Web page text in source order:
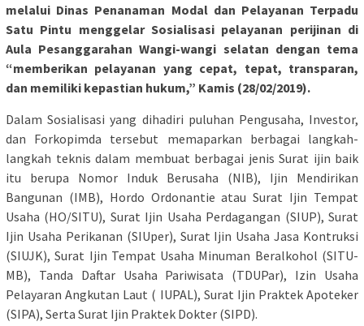
melalui Dinas Penanaman Modal dan Pelayanan Terpadu
Satu Pintu menggelar Sosialisasi pelayanan perijinan di
Aula Pesanggarahan Wangi-wangi selatan dengan tema
“memberikan pelayanan yang cepat, tepat, transparan,
dan memiliki kepastian hukum,” Kamis (28/02/2019).
Dalam Sosialisasi yang dihadiri puluhan Pengusaha, Investor,
dan Forkopimda tersebut memaparkan berbagai langkah-
langkah teknis dalam membuat berbagai jenis Surat ijin baik
itu berupa Nomor Induk Berusaha (NIB), Ijin Mendirikan
Bangunan (IMB), Hordo Ordonantie atau Surat Ijin Tempat
Usaha (HO/SITU), Surat Ijin Usaha Perdagangan (SIUP), Surat
Ijin Usaha Perikanan (SIUper), Surat Ijin Usaha Jasa Kontruksi
(SIUJK), Surat Ijin Tempat Usaha Minuman Beralkohol (SITU-
MB), Tanda Daftar Usaha Pariwisata (TDUPar), Izin Usaha
Pelayaran Angkutan Laut ( IUPAL), Surat Ijin Praktek Apoteker
(SIPA), Serta Surat Ijin Praktek Dokter (SIPD).